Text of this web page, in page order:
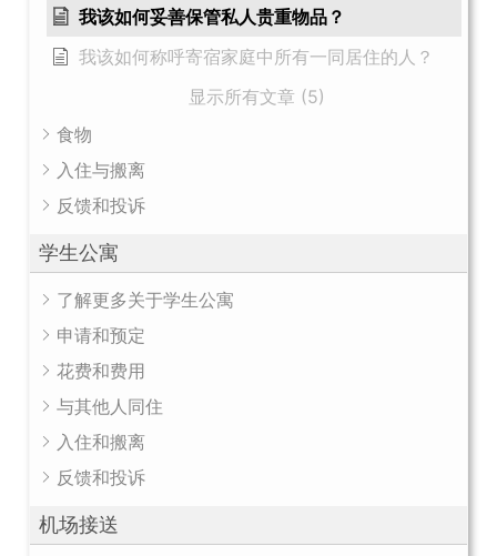
我该如何妥善保管私人贵重物品？
我该如何称呼寄宿家庭中所有一同居住的人？
显示所有文章 (5)
食物
入住与搬离
反馈和投诉
学生公寓
了解更多关于学生公寓
申请和预定
花费和费用
与其他人同住
入住和搬离
反馈和投诉
机场接送